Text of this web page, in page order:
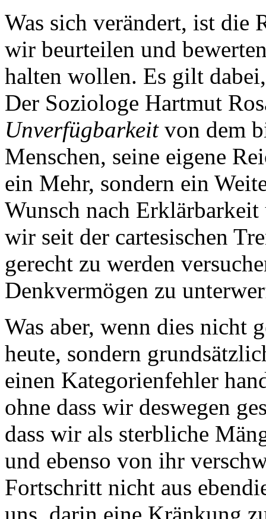
Was sich verändert, ist
wir beurteilen und
halten wollen. Es gilt
Der Soziologe Hartmut
Unverfügbarkeitvon dem
Menschen, seine eigene
ein Mehr, sondern ein
Wunsch nach
wir seit der cartesischen
gerecht zu werden
Denkvermögen zu
Was aber, wenn dies nicht
heute, sondern
einen Kategorienfehler
ohne dass wir deswegen
dass wir als sterbliche
und ebenso von ihr
Fortschritt nicht aus